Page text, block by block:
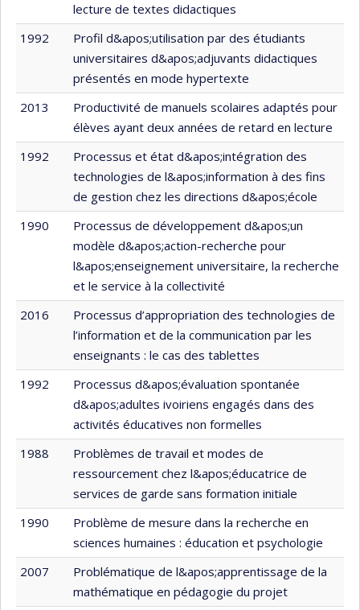
lecture de textes didactiques
1992
Profil d&apos;utilisation par des étudiants
universitaires d&apos;adjuvants didactiques
présentés en mode hypertexte
2013
Productivité de manuels scolaires adaptés pour
élèves ayant deux années de retard en lecture
1992
Processus et état d&apos;intégration des
technologies de l&apos;information à des fins
de gestion chez les directions d&apos;école
1990
Processus de développement d&apos;un
modèle d&apos;action-recherche pour
l&apos;enseignement universitaire, la recherche
et le service à la collectivité
2016
Processus d’appropriation des technologies de
l’information et de la communication par les
enseignants : le cas des tablettes
1992
Processus d&apos;évaluation spontanée
d&apos;adultes ivoiriens engagés dans des
activités éducatives non formelles
1988
Problèmes de travail et modes de
ressourcement chez l&apos;éducatrice de
services de garde sans formation initiale
1990
Problème de mesure dans la recherche en
sciences humaines : éducation et psychologie
2007
Problématique de l&apos;apprentissage de la
mathématique en pédagogie du projet